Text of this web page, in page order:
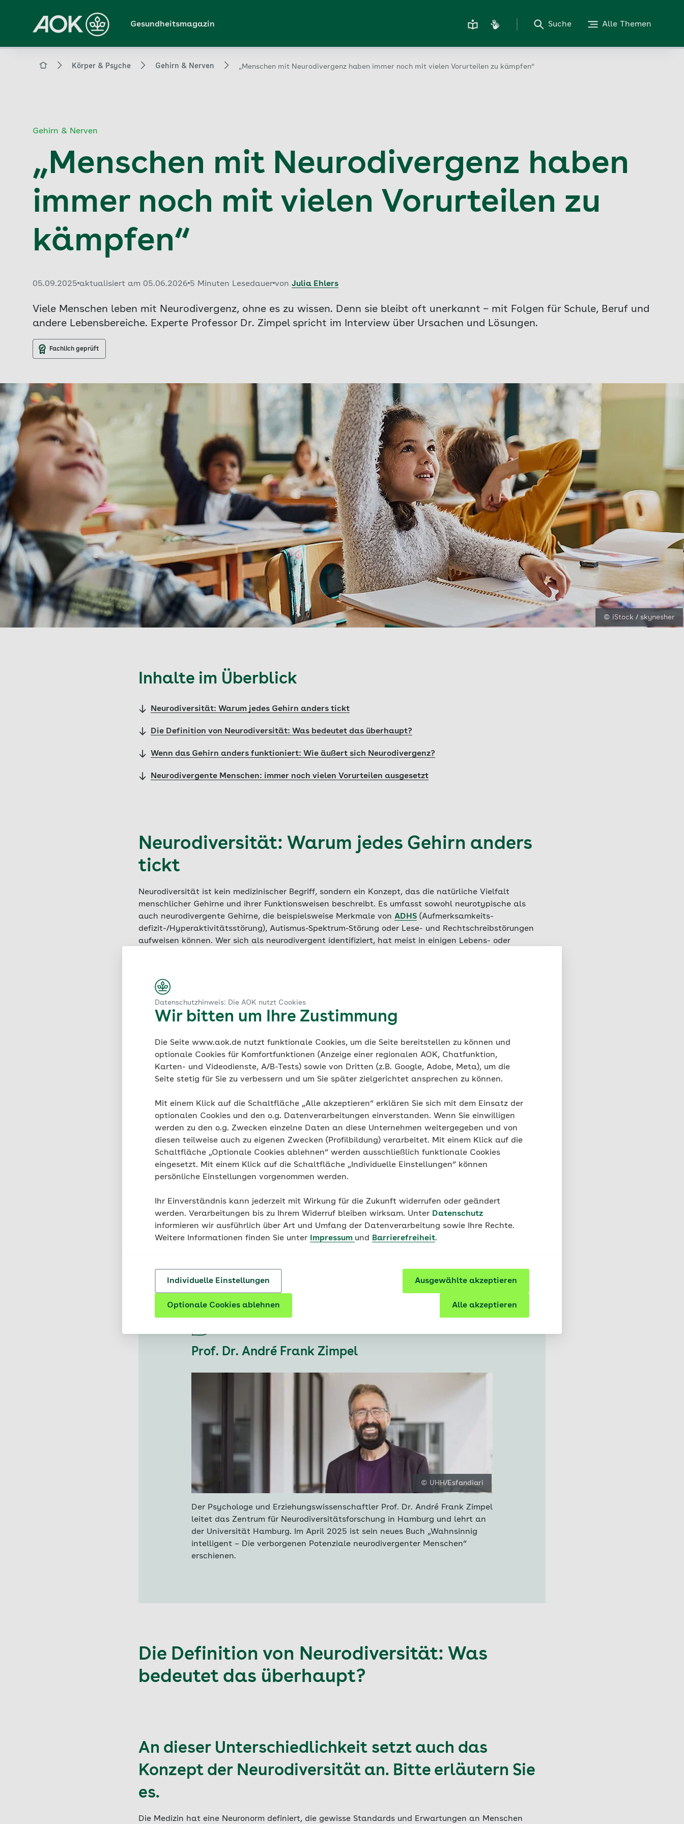
Datenschutzhinweis: Die AOK nutzt Cookies
Wir bitten um Ihre Zustimmung
Die Seite www.aok.de nutzt funktionale Cookies, um die Seite bereitstellen zu können und
optionale Cookies für Komfortfunktionen (Anzeige einer regionalen AOK, Chatfunktion,
Karten- und Videodienste, A/B-Tests) sowie von Dritten (z.B. Google, Adobe, Meta), um die
Seite stetig für Sie zu verbessern und um Sie später zielgerichtet ansprechen zu können.
Mit einem Klick auf die Schaltfläche „Alle akzeptieren“ erklären Sie sich mit dem Einsatz der
optionalen Cookies und den o.g. Datenverarbeitungen einverstanden. Wenn Sie einwilligen
werden zu den o.g. Zwecken einzelne Daten an diese Unternehmen weitergegeben und von
diesen teilweise auch zu eigenen Zwecken (Profilbildung) verarbeitet. Mit einem Klick auf die
Schaltfläche „Optionale Cookies ablehnen“ werden ausschließlich funktionale Cookies
eingesetzt. Mit einem Klick auf die Schaltfläche „Individuelle Einstellungen“ können
persönliche Einstellungen vorgenommen werden.
Ihr Einverständnis kann jederzeit mit Wirkung für die Zukunft widerrufen oder geändert
werden. Verarbeitungen bis zu Ihrem Widerruf bleiben wirksam. Unter Datenschutz
informieren wir ausführlich über Art und Umfang der Datenverarbeitung sowie Ihre Rechte.
Weitere Informationen finden Sie unter
Impressum und Barrierefreiheit.
Individuelle Einstellungen Ausgewählte akzeptieren
Optionale Cookies ablehnen Alle akzeptieren
Hauptinhalt
springen
Gesundheitsmagazin Suche Alle Themen
Magazin Körper & Psyche Gehirn & Nerven „Menschen mit Neurodivergenz haben immer noch mit vielen Vorurteilen zu kämpfen“
Gehirn & Nerven
„Menschen mit Neurodivergenz haben
immer noch mit vielen Vorurteilen zu
kämpfen“
Veröffentlicht am:
05.09.2025 aktualisiert am 05.06.2026 5 Minuten Lesedauer von Julia Ehlers
Viele Menschen leben mit Neurodivergenz, ohne es zu wissen. Denn sie bleibt oft unerkannt – mit Folgen für Schule, Beruf und
andere Lebensbereiche. Experte Professor Dr. Zimpel spricht im Interview über Ursachen und Lösungen.
Fachlich geprüft
© iStock / skynesher
Inhalte im Überblick
Neurodiversität: Warum jedes Gehirn anders tickt
Die Definition von Neurodiversität: Was bedeutet das überhaupt?
Wenn das Gehirn anders funktioniert: Wie äußert sich Neurodivergenz?
Neurodivergente Menschen: immer noch vielen Vorurteilen ausgesetzt
Neurodiversität: Warum jedes Gehirn anders
tickt
Neurodiversität ist kein medizinischer Begriff, sondern ein Konzept, das die natürliche Vielfalt
menschlicher Gehirne und ihrer Funktionsweisen beschreibt. Es umfasst sowohl neurotypische als
auch neurodivergente Gehirne, die beispielsweise Merkmale von ADHS (Aufmerksamkeits­
defizit-/Hyper­aktivitäts­störung), Autismus-Spektrum-Störung oder Lese- und Rechtschreibstörungen
aufweisen können. Wer sich als neurodivergent identifiziert, hat meist in einigen Lebens- oder
Wahrnehmung und lernen anders als sogenannte neurotypische Menschen.
bedeutet, wie sich Gehirne unterscheiden und welche Rolle die Vielfalt menschlicher
Nervensysteme – die Neurodiversität – im Alltag und insbesondere in Schulen spielt
Professor Dr. André Frank Zimpel im Interview. Der Erziehungswissenschaftler und Psychologe forscht
im Zentrum für Neurodiversitätsforschung in Hamburg und lehrt an der Universität Hamburg.
Professor Zimpel, einer Ihrer Leitsätze in puncto
Neurodiversität lautet: Menschliche Gehirne sind
wie Schneeflocken. Was soll das bedeuten?
Gehirne sehen von Weitem alle gleich aus. Betrachtet man sie unter einem Mikroskop, erkennt man,
dass keines dem anderen gleicht – genau wie bei Schneeflocken.Es kann kein Gehirn zweimal
geben, das ist eine wissenschaftliche Tatsache.Unser zentrales Nervensystem besitzt rund 85
Nervenzellen ein. Legen wir nur einen Kubikzentimeter Gehirn unter ein Mikroskop, können wir mehr
Nervenverbindungen beobachten, als es Sterne in der Milchstraße gibt. Daher sind selbst die Gehirne
eineiiger Zwillinge radikal verschieden.
Prof. Dr. André Frank Zimpel
© UHH/Esfandiari
Der Psychologe und Erziehungswissenschaftler Prof. Dr. André Frank Zimpel
leitet das Zentrum für Neurodiversitätsforschung in Hamburg und lehrt an
der Universität Hamburg. Im April 2025 ist sein neues Buch „Wahnsinnig
intelligent – Die verborgenen Potenziale neurodivergenter Menschen“
erschienen.
Die Definition von Neurodiversität: Was
bedeutet das überhaupt?
An dieser Unterschiedlichkeit setzt auch das
Konzept der Neurodiversität an. Bitte erläutern Sie
es.
Die Medizin hat eine Neuronorm definiert, die gewisse Standards und Erwartungen an Menschen